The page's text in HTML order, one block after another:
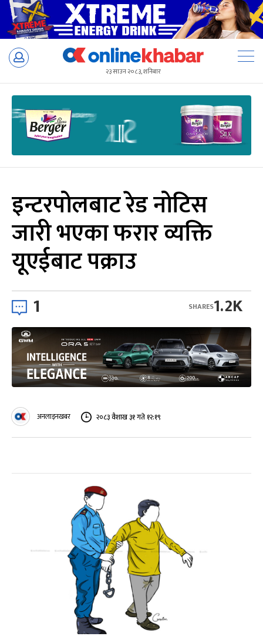
Skip
२३ साउन २०८३, शनिबार
इन्टरपोलबाट रेड नोटिस
जारी भएका फरार व्यक्ति
यूएईबाट पक्राउ
1 1.2K
SHARES
अनलाइनखबर २०८३ वैशाख ३१ गते १२:१९